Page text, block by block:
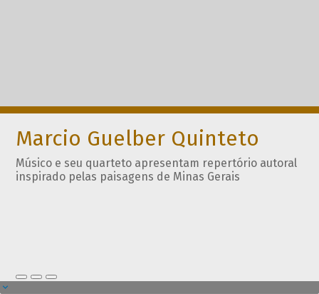
Marcio Guelber Quinteto
Músico e seu quarteto apresentam repertório autoral
inspirado pelas paisagens de Minas Gerais